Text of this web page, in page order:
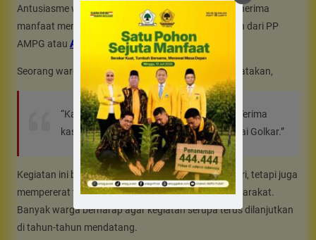
Antusiasme warga terlihat jelas sejak pagi. Para penerima
manfaat menyampaikan rasa syukur atas perhatian dari PP
AMPG atau AMPG GOLKAR.
Seorang warga dari Palmerah, Jakarta Barat mengatakan,
“Kami senang dan merasa diperhatikan. Terima
kasih untuk bantuan dari AMPG dan Partai Golkar.”
Kegiatan ini bukan hanya membawa manfaat materi, tetapi juga
mempererat tali silaturahmi antara partai dan masyarakat.
Banyak warga berharap agar kegiatan serupa terus dilanjutkan
di tahun-tahun mendatang.